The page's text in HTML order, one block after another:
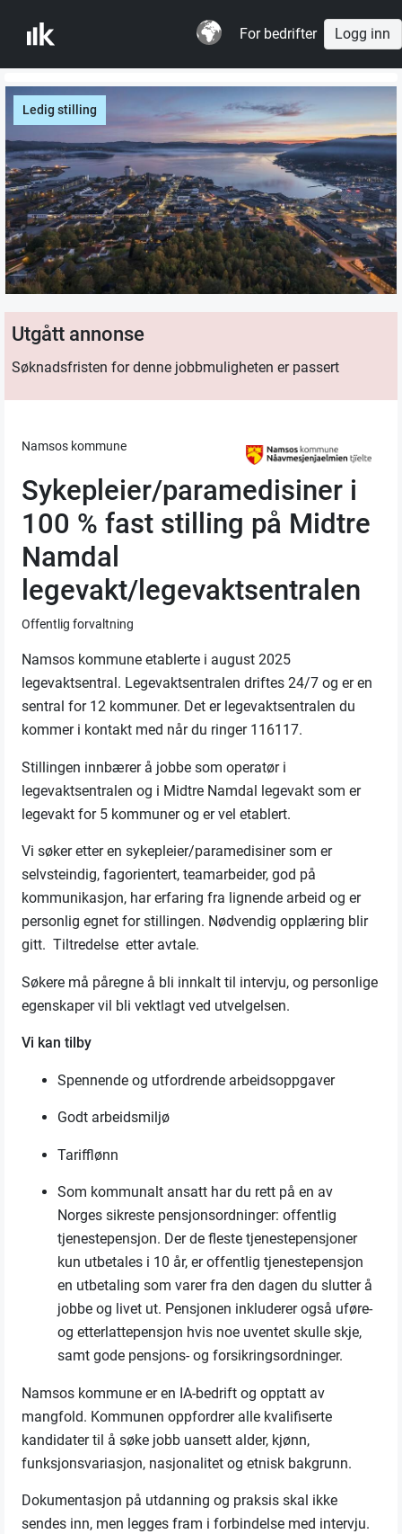
For bedrifter Logg inn
Ledig stilling
Utgått annonse
Søknadsfristen for denne jobbmuligheten er passert
Namsos kommune
Sykepleier/paramedisiner i
100 % fast stilling på Midtre
Namdal
legevakt/legevaktsentralen
Offentlig forvaltning
Namsos kommuneetablerte i august 2025
legevaktsentral. Legevaktsentralen driftes 24/7 ogeren
sentral for 12 kommuner. Det er legevaktsentralen du
kommer i kontakt med når du ringer 116117.
Stillingen innbærer å jobbe somoperatør i
legevaktsentralen og i Midtre Namdal legevakt somer
legevakt for 5 kommuner og er vel etablert.
Vi søker etterensykepleier/paramedisiner som er
selvsteindig, fagorientert, teamarbeider, god på
kommunikasjon, har erfaring fra lignende arbeid og er
personlig egnet for stillingen. Nødvendig opplæring blir
gitt. Tiltredelse etter avtale.
Søkere må påregne å bli innkalt til intervju, og personlige
egenskaper vil bli vektlagt ved utvelgelsen.
Vi kan tilby
Spennende og utfordrende arbeidsoppgaver
Godt arbeidsmiljø
Tarifflønn
Som kommunalt ansatt har du rett på en av
Norges sikreste pensjonsordninger: offentlig
tjenestepensjon. Der de fleste tjenestepensjoner
kun utbetales i 10 år, er offentlig tjenestepensjon
en utbetaling som varer fra den dagen du slutter å
jobbe og livet ut. Pensjonen inkluderer også uføre-
og etterlattepensjon hvis noe uventet skulle skje,
samt gode pensjons- og forsikringsordninger.
Namsos kommune er en IA-bedrift og opptatt av
mangfold. Kommunen oppfordrer alle kvalifiserte
kandidater til å søke jobb uansett alder, kjønn,
funksjonsvariasjon, nasjonalitet og etnisk bakgrunn.
Dokumentasjon på utdanning og praksis skal ikke
sendes inn, men legges fram i forbindelse med intervju.